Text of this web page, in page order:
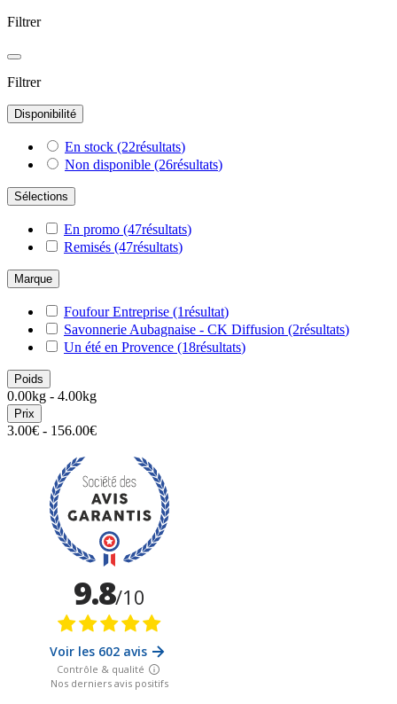
Filtrer
Filtrer
Disponibilité
En stock (22résultats)
Non disponible (26résultats)
Sélections
En promo (47résultats)
Remisés (47résultats)
Marque
Foufour Entreprise (1résultat)
Savonnerie Aubagnaise - CK Diffusion (2résultats)
Un été en Provence (18résultats)
Poids
0.00kg - 4.00kg
Prix
3.00€ - 156.00€